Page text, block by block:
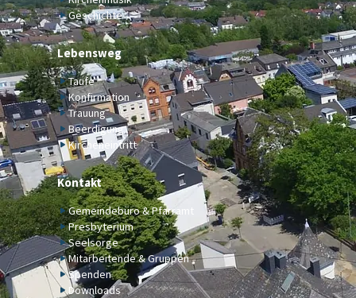
Geschichte
Lebensweg
Taufe
Konfirmation
Trauung
Beerdigung
Kircheneintritt
Kontakt
Gemeindebüro & Pfarramt
Presbyterium
Seelsorge
Mitarbeitende & Gruppen
Spenden
Downloads